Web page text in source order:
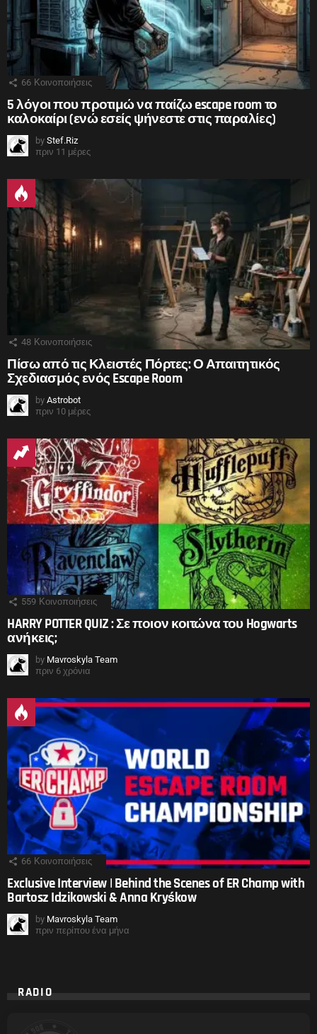
66 Κοινοποιήσεις
5 λόγοι που προτιμώ να παίζω escape room το
καλοκαίρι (ενώ εσείς ψήνεστε στις παραλίες)
by Stef.Riz
πριν 11 μέρες
48 Κοινοποιήσεις
Πίσω από τις Κλειστές Πόρτες: Ο Απαιτητικός
Σχεδιασμός ενός Escape Room
by Astrobot
πριν 10 μέρες
559 Κοινοποιήσεις
HARRY POTTER QUIZ : Σε ποιον κοιτώνα του Hogwarts
ανήκεις;
by Mavroskyla Team
πριν 6 χρόνια
66 Κοινοποιήσεις
Exclusive Interview | Behind the Scenes of ER Champ with
Bartosz Idzikowski & Anna Kryśkow
by Mavroskyla Team
πριν περίπου ένα μήνα
RADIO